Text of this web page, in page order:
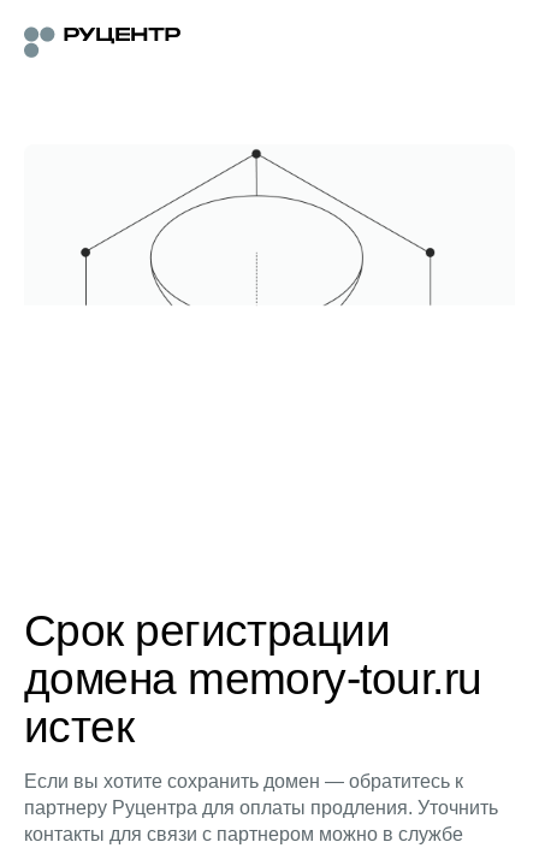
Срок регистрации
домена memory-tour.ru
истек
Если вы хотите сохранить домен — обратитесь к
партнеру Руцентра для оплаты продления. Уточнить
контакты для связи с партнером можно в службе